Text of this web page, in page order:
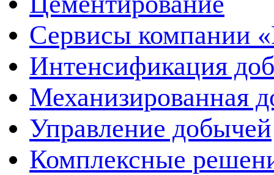
Сервисы компании
Интенсификация
Механизированная
Управление добычей
Комплексные